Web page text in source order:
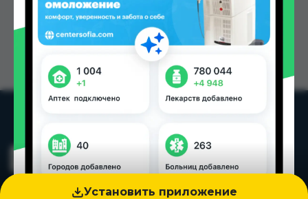
Установить приложение